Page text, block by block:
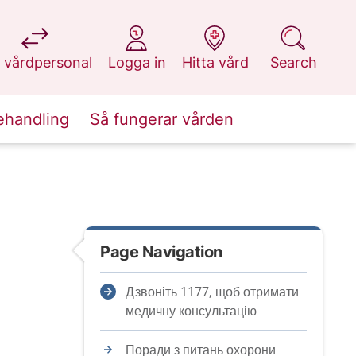
vårdpersonal
at 1177.se
Logga in
at 1177.se
Hitta vård
at 1177.se
Search
at 1177.se
Så fungerar vården
Page Navigation
Дзвоніть 1177, щоб отримати
медичну консультацію
Поради з питань охорони